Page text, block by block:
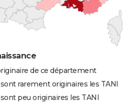
de ce département
rarement originaires les TANI
peu originaires les TANI